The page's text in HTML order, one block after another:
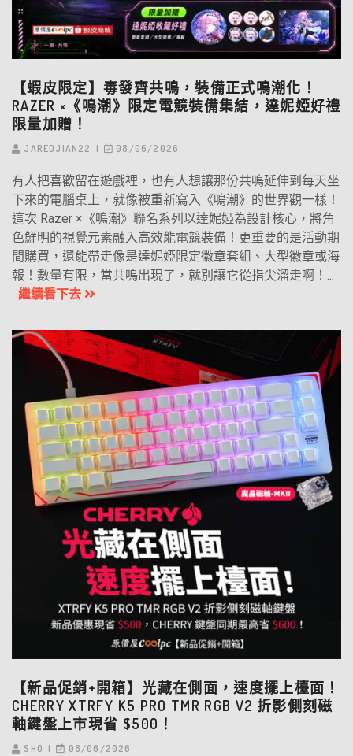
【蝦皮限定】毒發齊共鳴，裝備正式鳴潮化！
RAZER ×《鳴潮》限定電競裝備集結，達妮婭好禮
限量加贈！
JAREDJIAN22 08/06/2026
有人把喜歡留在遊戲裡，也有人想讓那份共鳴延伸到每天坐
下來的電腦桌上，就像被重新寫入《鳴潮》的世界觀一樣！
這次 Razer ×《鳴潮》聯名系列以達妮婭為設計核心，將角
色鮮明的視覺元素融入高效能電競裝備！更重要的是活動期
間購買，還能帶走像是達妮婭限定徽章套組、大型徽章或海
報！數量有限，當共鳴出現了，就別讓它從指尖溜走啊！...
繼續看下去
【新品促銷+開箱】光藏在側面，速度擺上檯面！
CHERRY XTRFY K5 PRO TMR RGB V2 折影側刻磁
軸鍵盤上市現省 $500！
SHO 08/06/2026